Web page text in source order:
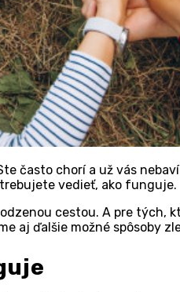
často chorí a už vás
vedieť, ako funguje.
cestou. A pre tých,
aj ďalšie možné spôsoby